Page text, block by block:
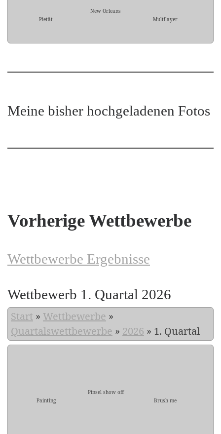
Pietät
New Orleans
Multilayer
Meine bisher hochgeladenen Fotos
Vorherige Wettbewerbe
Wettbewerbe Ergebnisse
Wettbewerb 1. Quartal 2026
Start » Wettbewerbe »
Quartalswettbewerbe » 2026 » 1. Quartal
Painting
Pinsel show off
Brush me